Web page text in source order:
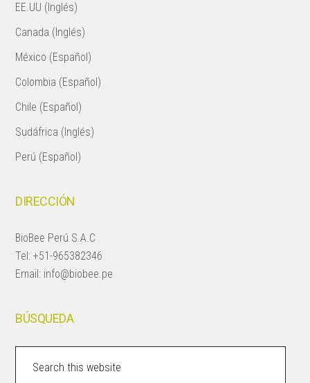
EE.UU (Inglés)
Canada (Inglés)
México (Español)
Colombia (Español)
Chile (Español)
Sudáfrica (Inglés)
Perú (Español)
DIRECCIÓN
BioBee Perú S.A.C
Tel:+51-965382346
Email: info@biobee.pe
BÚSQUEDA